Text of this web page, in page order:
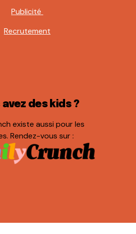
Publicité
Recrutement
avez des kids ?
existe aussi pour les
Rendez-vous sur :